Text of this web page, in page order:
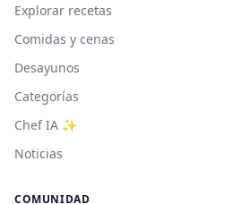
Explorar recetas
Comidas y cenas
Desayunos
Categorías
Chef IA ✨
Noticias
COMUNIDAD